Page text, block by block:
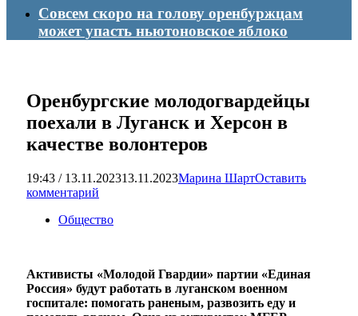
Совсем скоро на голову оренбуржцам
может упасть ньютоновское яблоко
Оренбургские молодогвардейцы
поехали в Луганск и Херсон в
качестве волонтеров
19:43 / 13.11.202313.11.2023Марина ШартОставить
комментарий
Общество
Активисты «Молодой Гвардии» партии «Единая
Россия» будут работать в луганском военном
госпитале: помогать раненым, развозить еду и